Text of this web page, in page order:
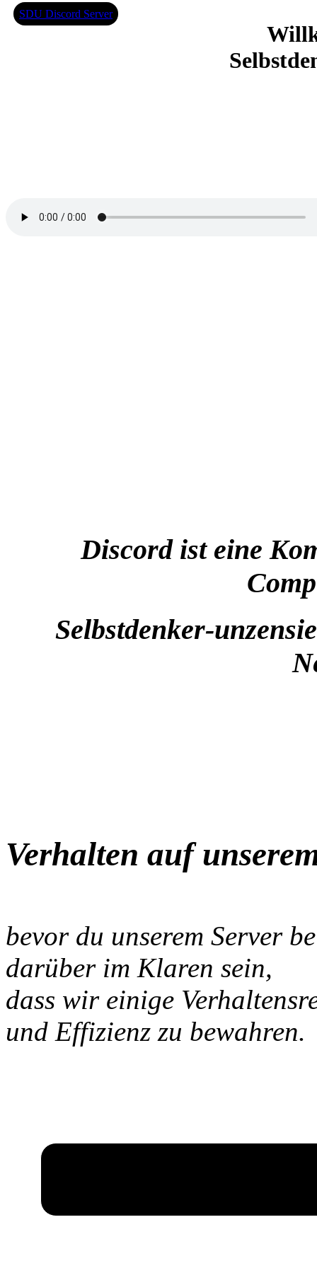
Discord ist eine
Selbstdenker-
Verhalten auf
bevor du unserem Server
darüber im Klaren sein,
dass wir einige
und Effizienz zu bewahren.
SDU Discord Server